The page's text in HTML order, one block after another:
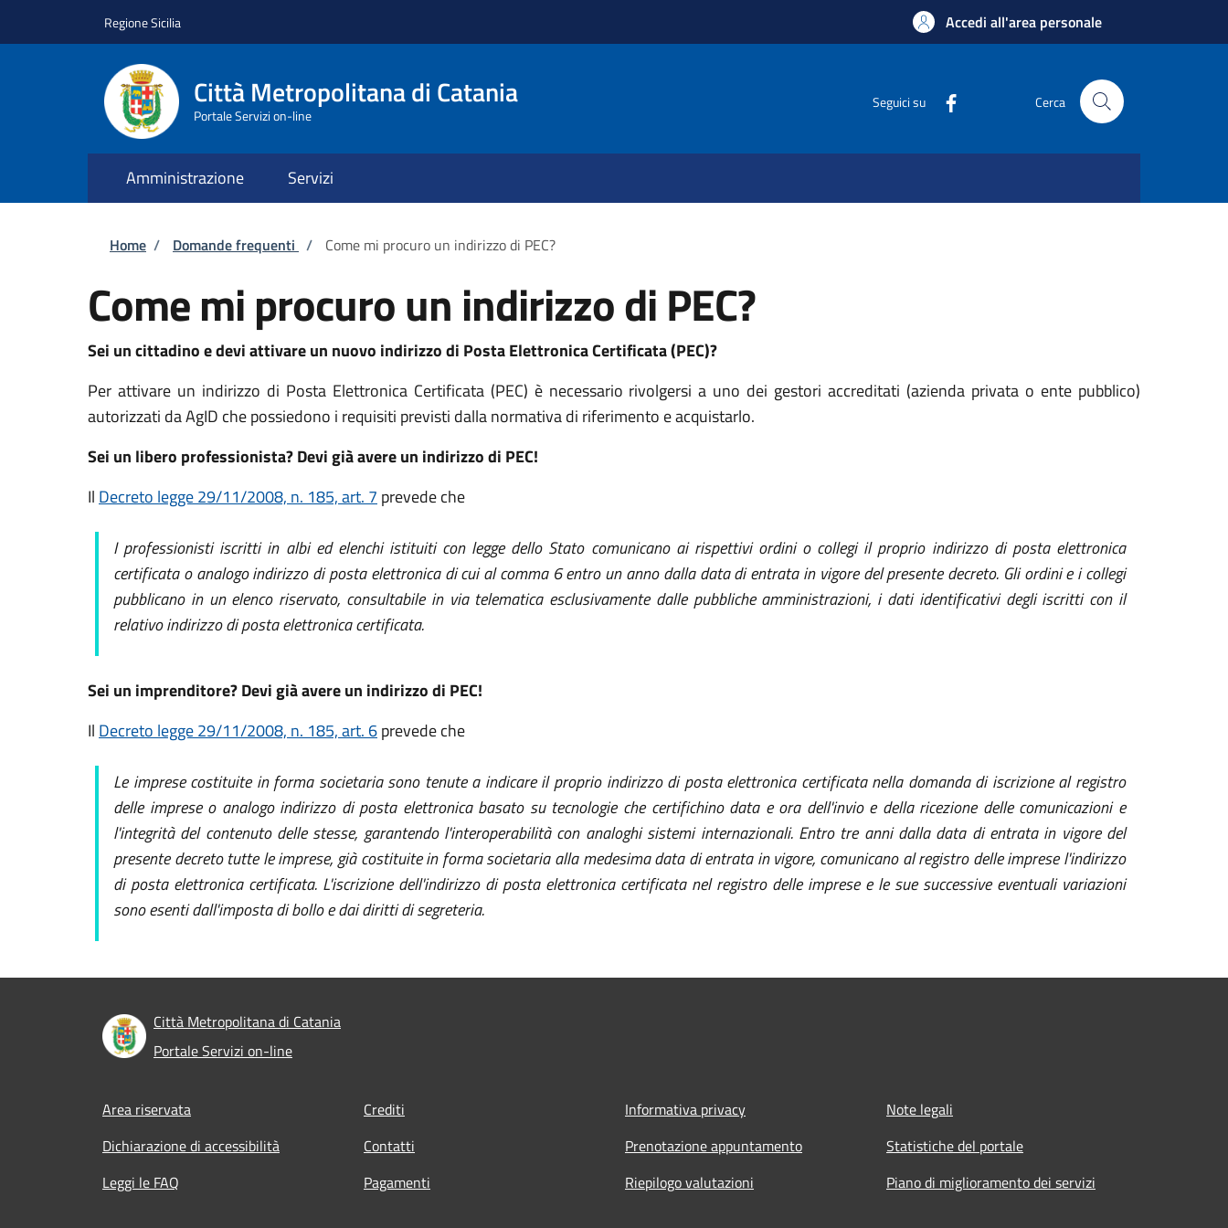
Regione Sicilia Accedi all'area personale
Città Metropolitana di Catania
Portale Servizi on-line
Seguici su Cerca
Amministrazione Servizi
Briciole di pane
Home / Domande frequenti / Come mi procuro un indirizzo di PEC?
Come mi procuro un indirizzo di PEC?
Sei un cittadino e devi attivare un nuovo indirizzo di Posta Elettronica Certificata (PEC)?
Per attivare un indirizzo di Posta Elettronica Certificata (PEC) è necessario rivolgersi a uno dei gestori accreditati (azienda privata o ente pubblico)
autorizzati da AgID che possiedono i requisiti previsti dalla normativa di riferimento e acquistarlo.
Sei un libero professionista? Devi già avere un indirizzo di PEC!
Il Decreto legge 29/11/2008, n. 185, art. 7 prevede che
I professionisti iscritti in albi ed elenchi istituiti con legge dello Stato comunicano ai rispettivi ordini o collegi il proprio indirizzo di posta elettronica
certificatao analogo indirizzo di posta elettronica di cui al comma 6entro un anno dalla data di entrata in vigore del presente decreto. Gli ordini e i collegi
pubblicano in un elenco riservato, consultabile in via telematica esclusivamente dalle pubbliche amministrazioni, i dati identificativi degli iscritti con il
relativo indirizzo di posta elettronica certificata.
Sei un imprenditore? Devi già avere un indirizzo di PEC!
Il Decreto legge 29/11/2008, n. 185, art. 6prevede che
Le imprese costituite in forma societaria sono tenute a indicare il proprio indirizzo di posta elettronica certificata nella domanda di iscrizione al registro
delle imprese o analogo indirizzo di posta elettronica basato su tecnologie che certifichino data e ora dell'invio e della ricezione delle comunicazioni e
l'integrità del contenuto delle stesse, garantendo l'interoperabilità con analoghi sistemi internazionali. Entro tre anni dalla data di entrata in vigore del
presente decreto tutte le imprese, già costituite in forma societaria alla medesima data di entrata in vigore, comunicano al registro delle imprese l'indirizzo
di posta elettronica certificata. L'iscrizione dell'indirizzo di posta elettronica certificata nel registro delle imprese e le sue successive eventuali variazioni
sono esenti dall'imposta di bollo e dai diritti di segreteria.
Città Metropolitana di Catania
Portale Servizi on-line
Footer menu
Area riservata Crediti Informativa privacy
Note legali
Dichiarazione di accessibilità
Contatti Prenotazione appuntamento
Statistiche del portale
Leggi le FAQ
Pagamenti Riepilogo valutazioni Piano di miglioramento dei servizi